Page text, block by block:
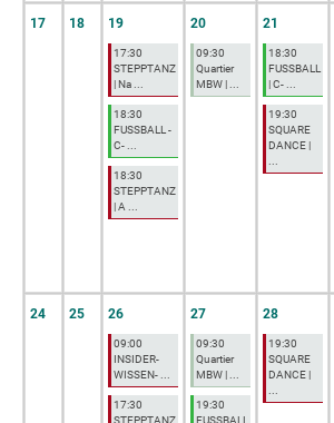
17 18 19
17:30
STEPPTANZ
| Na ...
18:30
FUSSBALL -
C- ...
18:30
STEPPTANZ
| A ...
20
09:30
Quartier
MBW | ...
21
18:30
FUSSBALL
| C- ...
19:30
SQUARE
DANCE |
...
24 25 26
09:00
INSIDER-
WISSEN- ...
17:30
27
09:30
Quartier
MBW | ...
19:30
28
19:30
SQUARE
DANCE |
...